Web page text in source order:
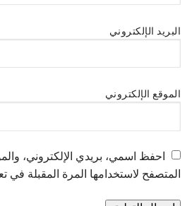
البريد الإلكتروني
الموقع الإلكتروني
احفظ اسمي، بريدي الإلكتروني،
المتصفح لاستخدامها المرة المقبلة في